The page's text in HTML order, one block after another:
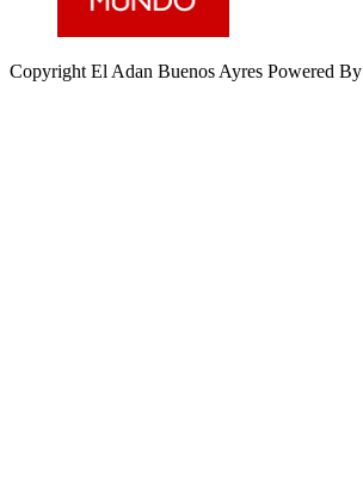
Copyright El Adan Buenos Ayres Powered By